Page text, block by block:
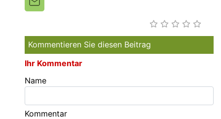
Kommentieren Sie diesen Beitrag
Ihr Kommentar
Name
Kommentar